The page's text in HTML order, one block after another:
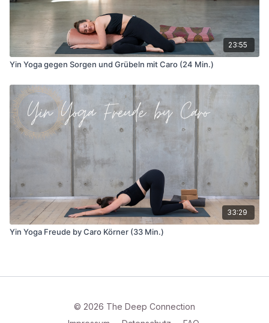
23:55
Yin Yoga gegen Sorgen und Grübeln mit Caro (24 Min.)
33:29
Yin Yoga Freude by Caro Körner (33 Min.)
© 2026 The Deep Connection